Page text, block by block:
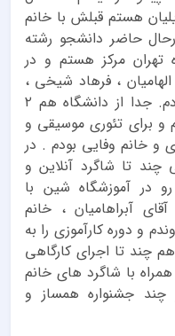
هستم قبلش با خانم
حاضر دانشجو رشته
تهران مرکز هستم و در
، فرهاد شیخی ،
امیرحسین جم و امین طاهری بودم. جدا از دانشگاه هم ۲
و برای تئوری موسیقی و
و خانم وفایی بودم . در
تا شاگرد آنلاین و
در آموزشگاه شین با
آبراهامیان ، خانم
و دوره کارآموزی را به
چند تا اجرای کارگاهی
با شاگرد های خانم
چند جشنواره همساز و